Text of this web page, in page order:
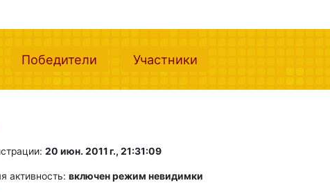
Победители (current)Участники
20 июн. 2011 г., 21:31:09
активность: включен режим невидимки